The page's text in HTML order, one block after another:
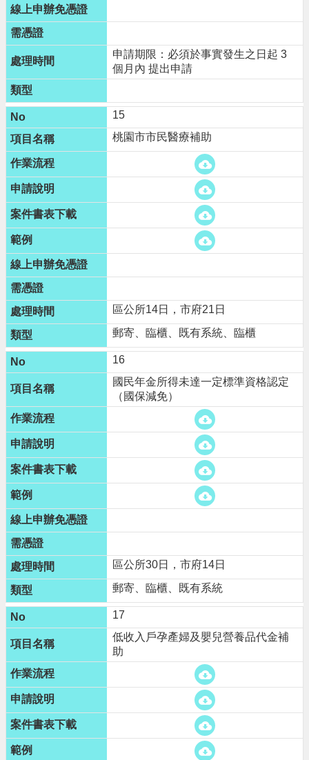
申請期限：必須於事實發生之日起 3
個月內 提出申請
15
桃園市市民醫療補助
區公所14日，市府21日
郵寄、臨櫃、既有系統、臨櫃
16
國民年金所得未達一定標準資格認定
（國保減免）
區公所30日，市府14日
郵寄、臨櫃、既有系統
17
低收入戶孕產婦及嬰兒營養品代金補
助